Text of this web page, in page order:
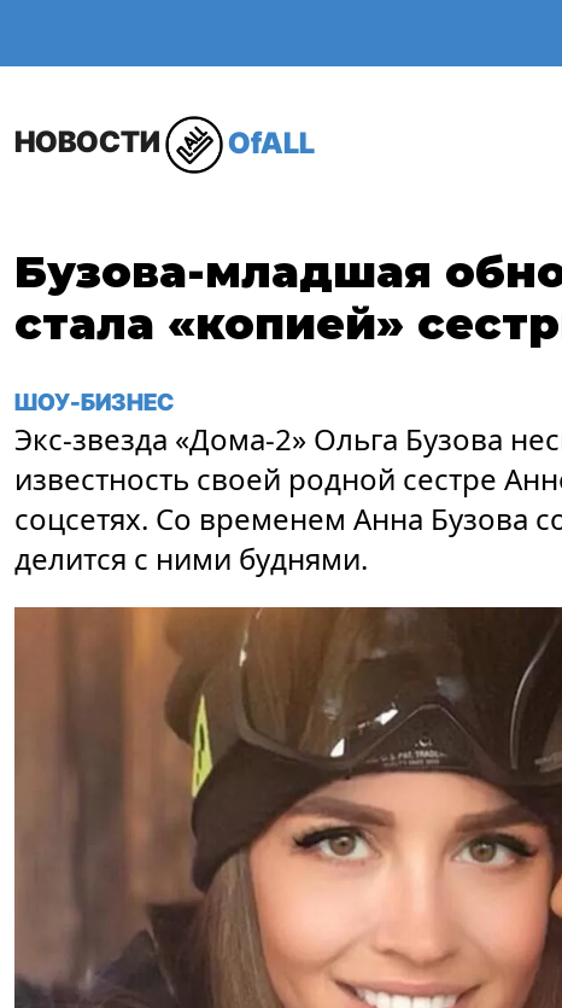
НОВОСТИ OfALL
Бузова-младшая
стала «копией»
ШОУ-БИЗНЕС
Экс-звезда «Дома-2» Ольга Бузова
известность своей родной сестре
соцсетях. Со временем Анна Бузова
делится с ними буднями.